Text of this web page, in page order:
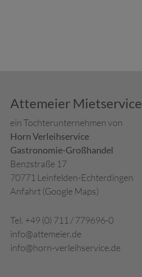
Attemeier Mietservice
ein Tochterunternehmen von
Horn Verleihservice
Gastronomie-Großhandel
Benzstraße 17
70771 Leinfelden-Echterdingen
Anfahrt (Google Maps)
Tel. +49 (0) 711 / 779696-0
info@attemeier.de
info@horn-verleihservice.de